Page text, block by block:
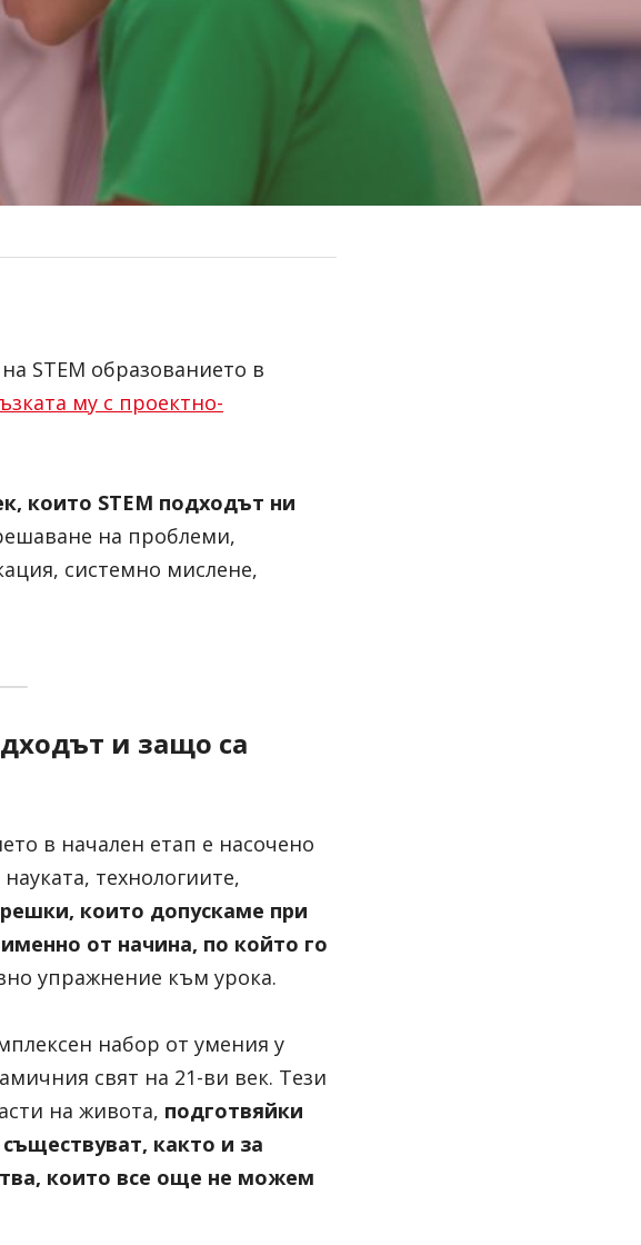
STEM образованието в
му с проектно-
които STEM подходът ни
на проблеми,
системно мислене,
и защо са
в начален етап е насочено
технологиите,
които допускаме при
от начина, по който го
упражнение към урока.
набор от умения у
свят на 21-ви век. Тези
на живота, подготвяйки
както и за
които все още не можем